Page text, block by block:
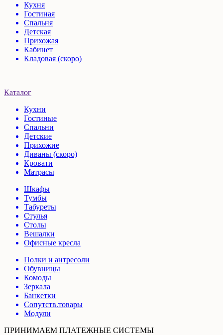
Кухня
Гостиная
Спальня
Детская
Прихожая
Кабинет
Кладовая (скоро)
Каталог
Кухни
Гостиные
Спальни
Детские
Прихожие
Диваны (скоро)
Кровати
Матрасы
Шкафы
Тумбы
Табуреты
Стулья
Столы
Вешалки
Офисные кресла
Полки и антресоли
Обувницы
Комоды
Зеркала
Банкетки
Сопутств.товары
Модули
ПРИНИМАЕМ ПЛАТЕЖНЫЕ СИСТЕМЫ